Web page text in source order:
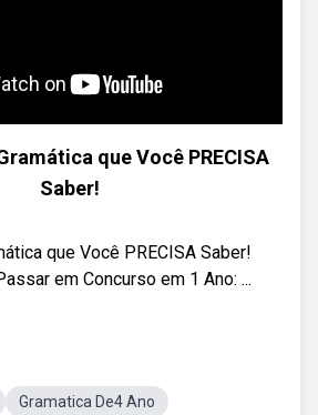
que Você PRECISA
Saber!
que Você PRECISA Saber!
em Concurso em 1 Ano: ...
Gramatica De4 Ano